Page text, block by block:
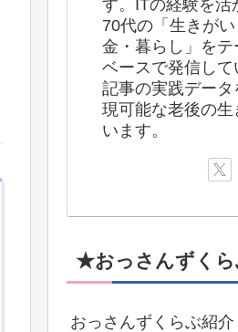
す。ITの経験を活
70代の「生きが
金・暮らし」を
ベースで発信し
記事の実践デー
現可能な老後の生
います。
★おっさんずくら
おっさんずくらぶ紹介